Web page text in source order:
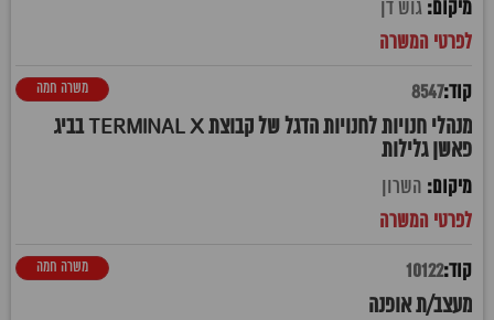
גוש דן
8547
מנהלי חנויות לחנויות הדגל של קבוצת TERMINAL X בביג
פאשן גלילות
משרה חמה
השרון
10122
מעצב/ת אופנה
משרה חמה